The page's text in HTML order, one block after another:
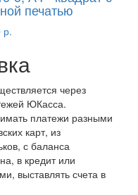
печатью
р.
через
ЮКасса.
платежи разными
карт, из
с баланса
в кредит или
выставлять счета в